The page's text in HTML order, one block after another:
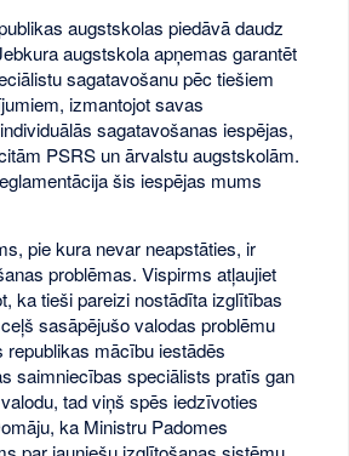
augstskolas piedāvā daudz
augstskola apņemas garantēt
sagatavošanu pēc tiešiem
izmantojot savas
sagatavošanas iespējas,
PSRS un ārvalstu augstskolām.
šis iespējas mums
pie kura nevar neapstāties, ir
problēmas. Vispirms atļaujiet
ka tieši pareizi nostādīta izglītības
sasāpējušo valodas problēmu
republikas mācību iestādēs
saimniecības speciālists pratīs gan
tad viņš spēs iedzīvoties
ka Ministru Padomes